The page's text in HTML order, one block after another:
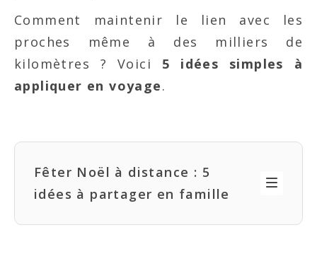
Comment maintenir le lien avec les
proches même à des milliers de
kilomètres ? Voici 5 idées simples à
appliquer en voyage.
Fêter Noël à distance : 5
idées à partager en famille